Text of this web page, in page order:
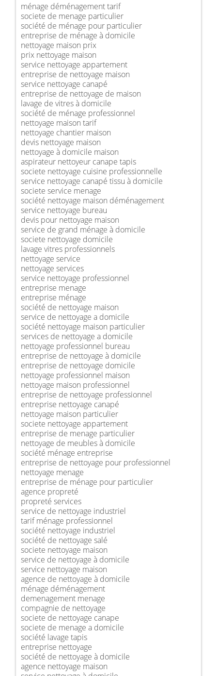
ménage déménagement tarif
societe de menage particulier
société de ménage pour particulier
entreprise de ménage à domicile
nettoyage maison prix
prix nettoyage maison
service nettoyage appartement
entreprise de nettoyage maison
service nettoyage canapé
entreprise de nettoyage de maison
lavage de vitres à domicile
société de ménage professionnel
nettoyage maison tarif
nettoyage chantier maison
devis nettoyage maison
nettoyage à domicile maison
aspirateur nettoyeur canape tapis
societe nettoyage cuisine professionnelle
service nettoyage canapé tissu à domicile
societe service menage
société nettoyage maison déménagement
service nettoyage bureau
devis pour nettoyage maison
service de grand ménage à domicile
societe nettoyage domicile
lavage vitres professionnels
nettoyage service
nettoyage services
service nettoyage professionnel
entreprise menage
entreprise ménage
société de nettoyage maison
service de nettoyage a domicile
société nettoyage maison particulier
services de nettoyage a domicile
nettoyage professionnel bureau
entreprise de nettoyage à domicile
entreprise de nettoyage domicile
nettoyage professionnel maison
nettoyage maison professionnel
entreprise de nettoyage professionnel
entreprise nettoyage canapé
nettoyage maison particulier
societe nettoyage appartement
entreprise de menage particulier
nettoyage de meubles à domicile
société ménage entreprise
entreprise de nettoyage pour professionnel
nettoyage menage
entreprise de ménage pour particulier
agence propreté
propreté services
service de nettoyage industriel
tarif ménage professionnel
société nettoyage industriel
société de nettoyage salé
societe nettoyage maison
service de nettoyage à domicile
service nettoyage maison
agence de nettoyage à domicile
ménage déménagement
demenagement menage
compagnie de nettoyage
societe de nettoyage canape
societe de menage a domicile
société lavage tapis
entreprise nettoyage
société de nettoyage à domicile
agence nettoyage maison